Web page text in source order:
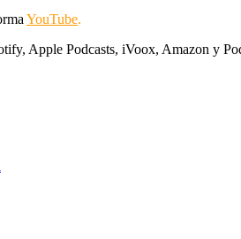
YouTube.
Apple Podcasts, iVoox, Amazon y